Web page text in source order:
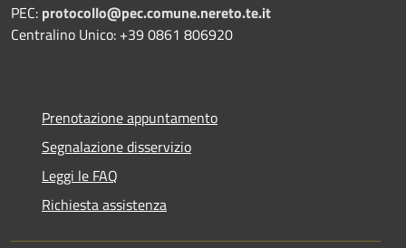
PEC: protocollo@pec.comune.nereto.te.it
Centralino Unico: +39 0861 806920
Prenotazione appuntamento
Segnalazione disservizio
Leggi le FAQ
Richiesta assistenza